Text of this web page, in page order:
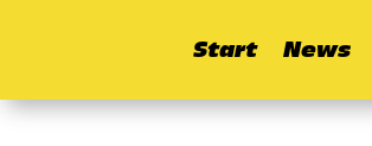
Start News